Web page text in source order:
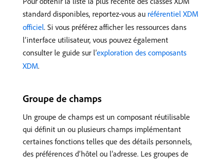
standard disponibles, reportez-vous au référentiel XDM
officiel. Si vous préférez afficher les ressources dans
l’interface utilisateur, vous pouvez également
consulter le guide sur l’exploration des composants
XDM.
Groupe de champs
Un groupe de champs est un composant réutilisable
qui définit un ou plusieurs champs implémentant
certaines fonctions telles que des détails personnels,
des préférences d’hôtel ou l’adresse. Les groupes de